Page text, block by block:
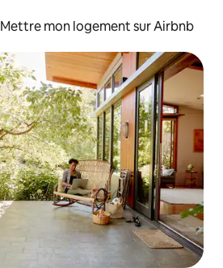
Mettre mon logement sur Airbnb